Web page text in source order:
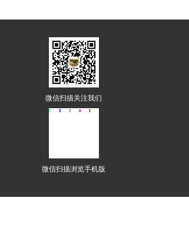
微信扫描关注我们
微信扫描浏览手机版